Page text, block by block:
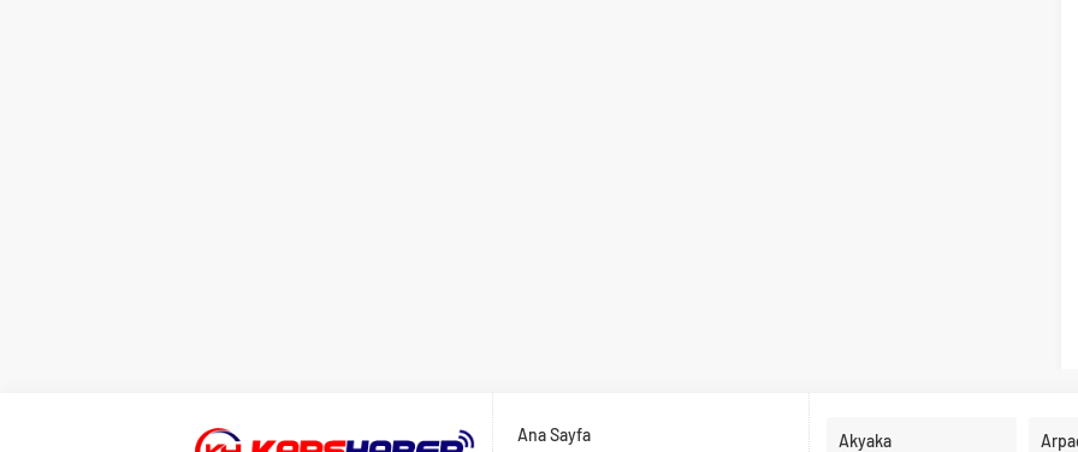
Ana Sayfa Akyaka